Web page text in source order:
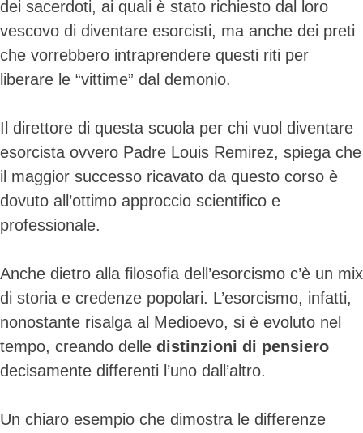
to
content
dei sacerdoti, ai quali è stato richiesto dal loro
vescovo di diventare esorcisti, ma anche dei preti
che vorrebbero intraprendere questi riti per
liberare le “vittime” dal demonio.
Il direttore di questa scuola per chi vuol diventare
esorcista ovvero Padre Louis Remirez, spiega che
il maggior successo ricavato da questo corso è
dovuto all’ottimo approccio scientifico e
professionale.
Anche dietro alla filosofia dell’esorcismo c’è un mix
di storia e credenze popolari. L’esorcismo, infatti,
nonostante risalga al Medioevo, si è evoluto nel
tempo, creando delle distinzioni di pensiero
decisamente differenti l’uno dall’altro.
Un chiaro esempio che dimostra le differenze